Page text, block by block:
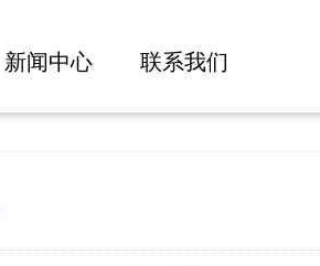
新闻中心 联系我们